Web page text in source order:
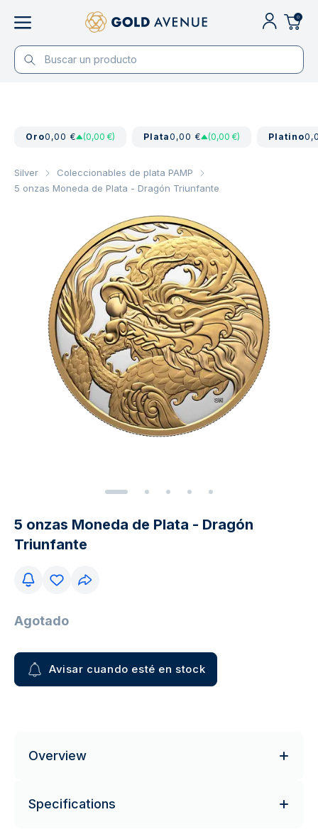
0
Oro0,00 € (0,00 €) Plata0,00 € (0,00 €) Platino
Silver
Coleccionables de plata PAMP
5 onzas Moneda de Plata - Dragón Triunfante
5 onzas Moneda de Plata - Dragón
Triunfante
Agotado
Avisar cuando esté en stock
Overview
Specifications